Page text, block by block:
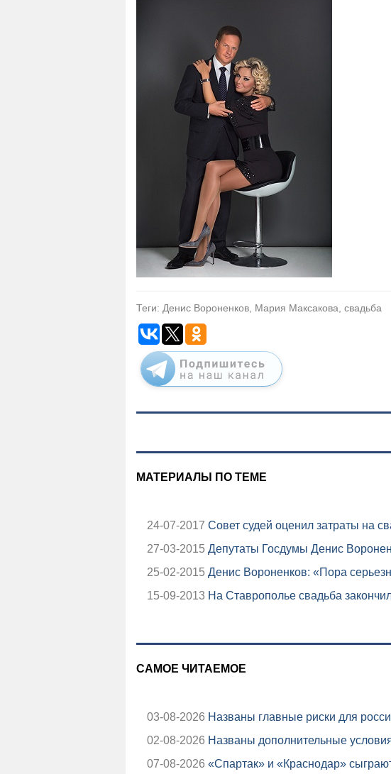
Теги: Денис Вороненков, Мария Максакова, свадьба
МАТЕРИАЛЫ ПО ТЕМЕ
24-07-2017 Совет судей оценил затраты на
27-03-2015 Депутаты Госдумы Денис
25-02-2015 Денис Вороненков: «Пора
15-09-2013 На Ставрополье свадьба
САМОЕ ЧИТАЕМОЕ
03-08-2026 Названы главные риски для
02-08-2026 Названы дополнительные
07-08-2026 «Спартак» и «Краснодар»